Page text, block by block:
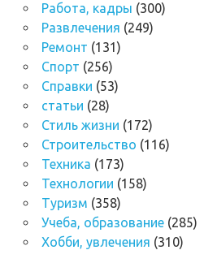
Работа, кадры (300)
Развлечения (249)
Ремонт (131)
Спорт (256)
Справки (53)
статьи (28)
Стиль жизни (172)
Строительство (116)
Техника (173)
Технологии (158)
Туризм (358)
Учеба, образование(285)
Хобби, увлечения (310)